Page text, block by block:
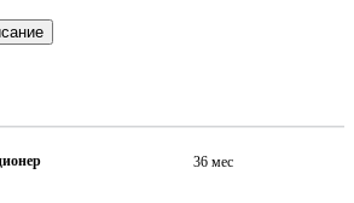
36 мес